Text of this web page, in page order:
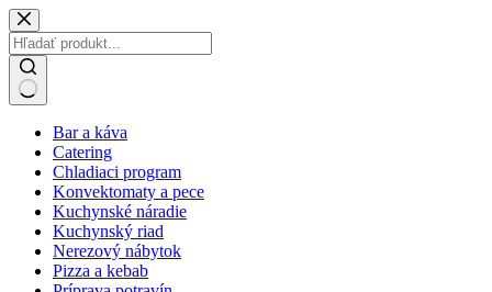
Skip
to
content
results Bar a káva
Catering
Chladiaci program
Konvektomaty a pece
Kuchynské náradie
Kuchynský riad
Nerezový nábytok
Pizza a kebab